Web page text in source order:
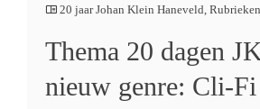
20 jaar Johan Klein Haneveld, Rubrieken
Thema 20 dagen
nieuw genre: Cli-Fi